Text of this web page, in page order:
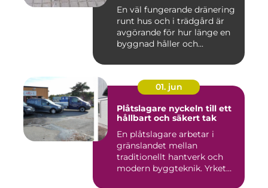
En väl fungerande dränering
runt hus och i trädgård är
avgörande för hur länge en
byggnad håller och...
01. jun
Plåtslagare nyckeln till ett
hållbart och säkert tak
En plåtslagare arbetar i
gränslandet mellan
traditionellt hantverk och
modern byggteknik. Yrket